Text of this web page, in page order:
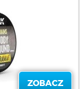
ZOBACZ